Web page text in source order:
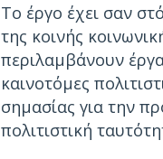
Το έργο έχει σαν
της κοινής
περιλαμβάνουν
καινοτόμες
σημασίας για την
πολιτιστική